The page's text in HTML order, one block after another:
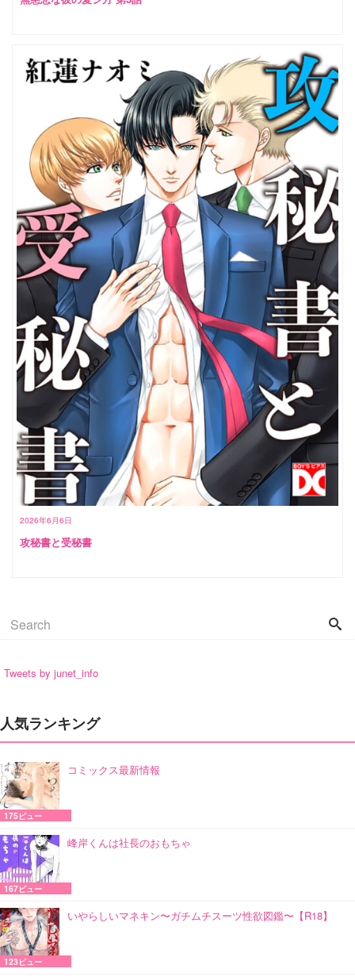
2026年6月6日
攻秘書と受秘書
Tweets by junet_info
人気ランキング
コミックス最新情報
175ビュー
峰岸くんは社長のおもちゃ
167ビュー
いやらしいマネキン〜ガチムチスーツ性欲図鑑〜【R18】
123ビュー